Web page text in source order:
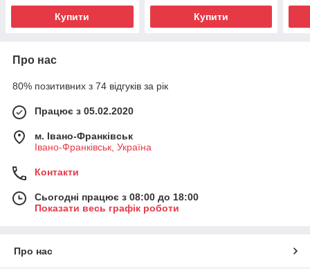
Купити Купити
Про нас
80% позитивних з 74 відгуків за рік
Працює з 05.02.2020
м. Івано-Франківськ
Івано-Франківськ, Україна
Контакти
Сьогодні працює з 08:00 до 18:00
Показати весь графік роботи
Про нас